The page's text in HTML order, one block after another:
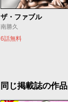
ザ・ファブル
南勝久
6話無料
同じ掲載誌の作品